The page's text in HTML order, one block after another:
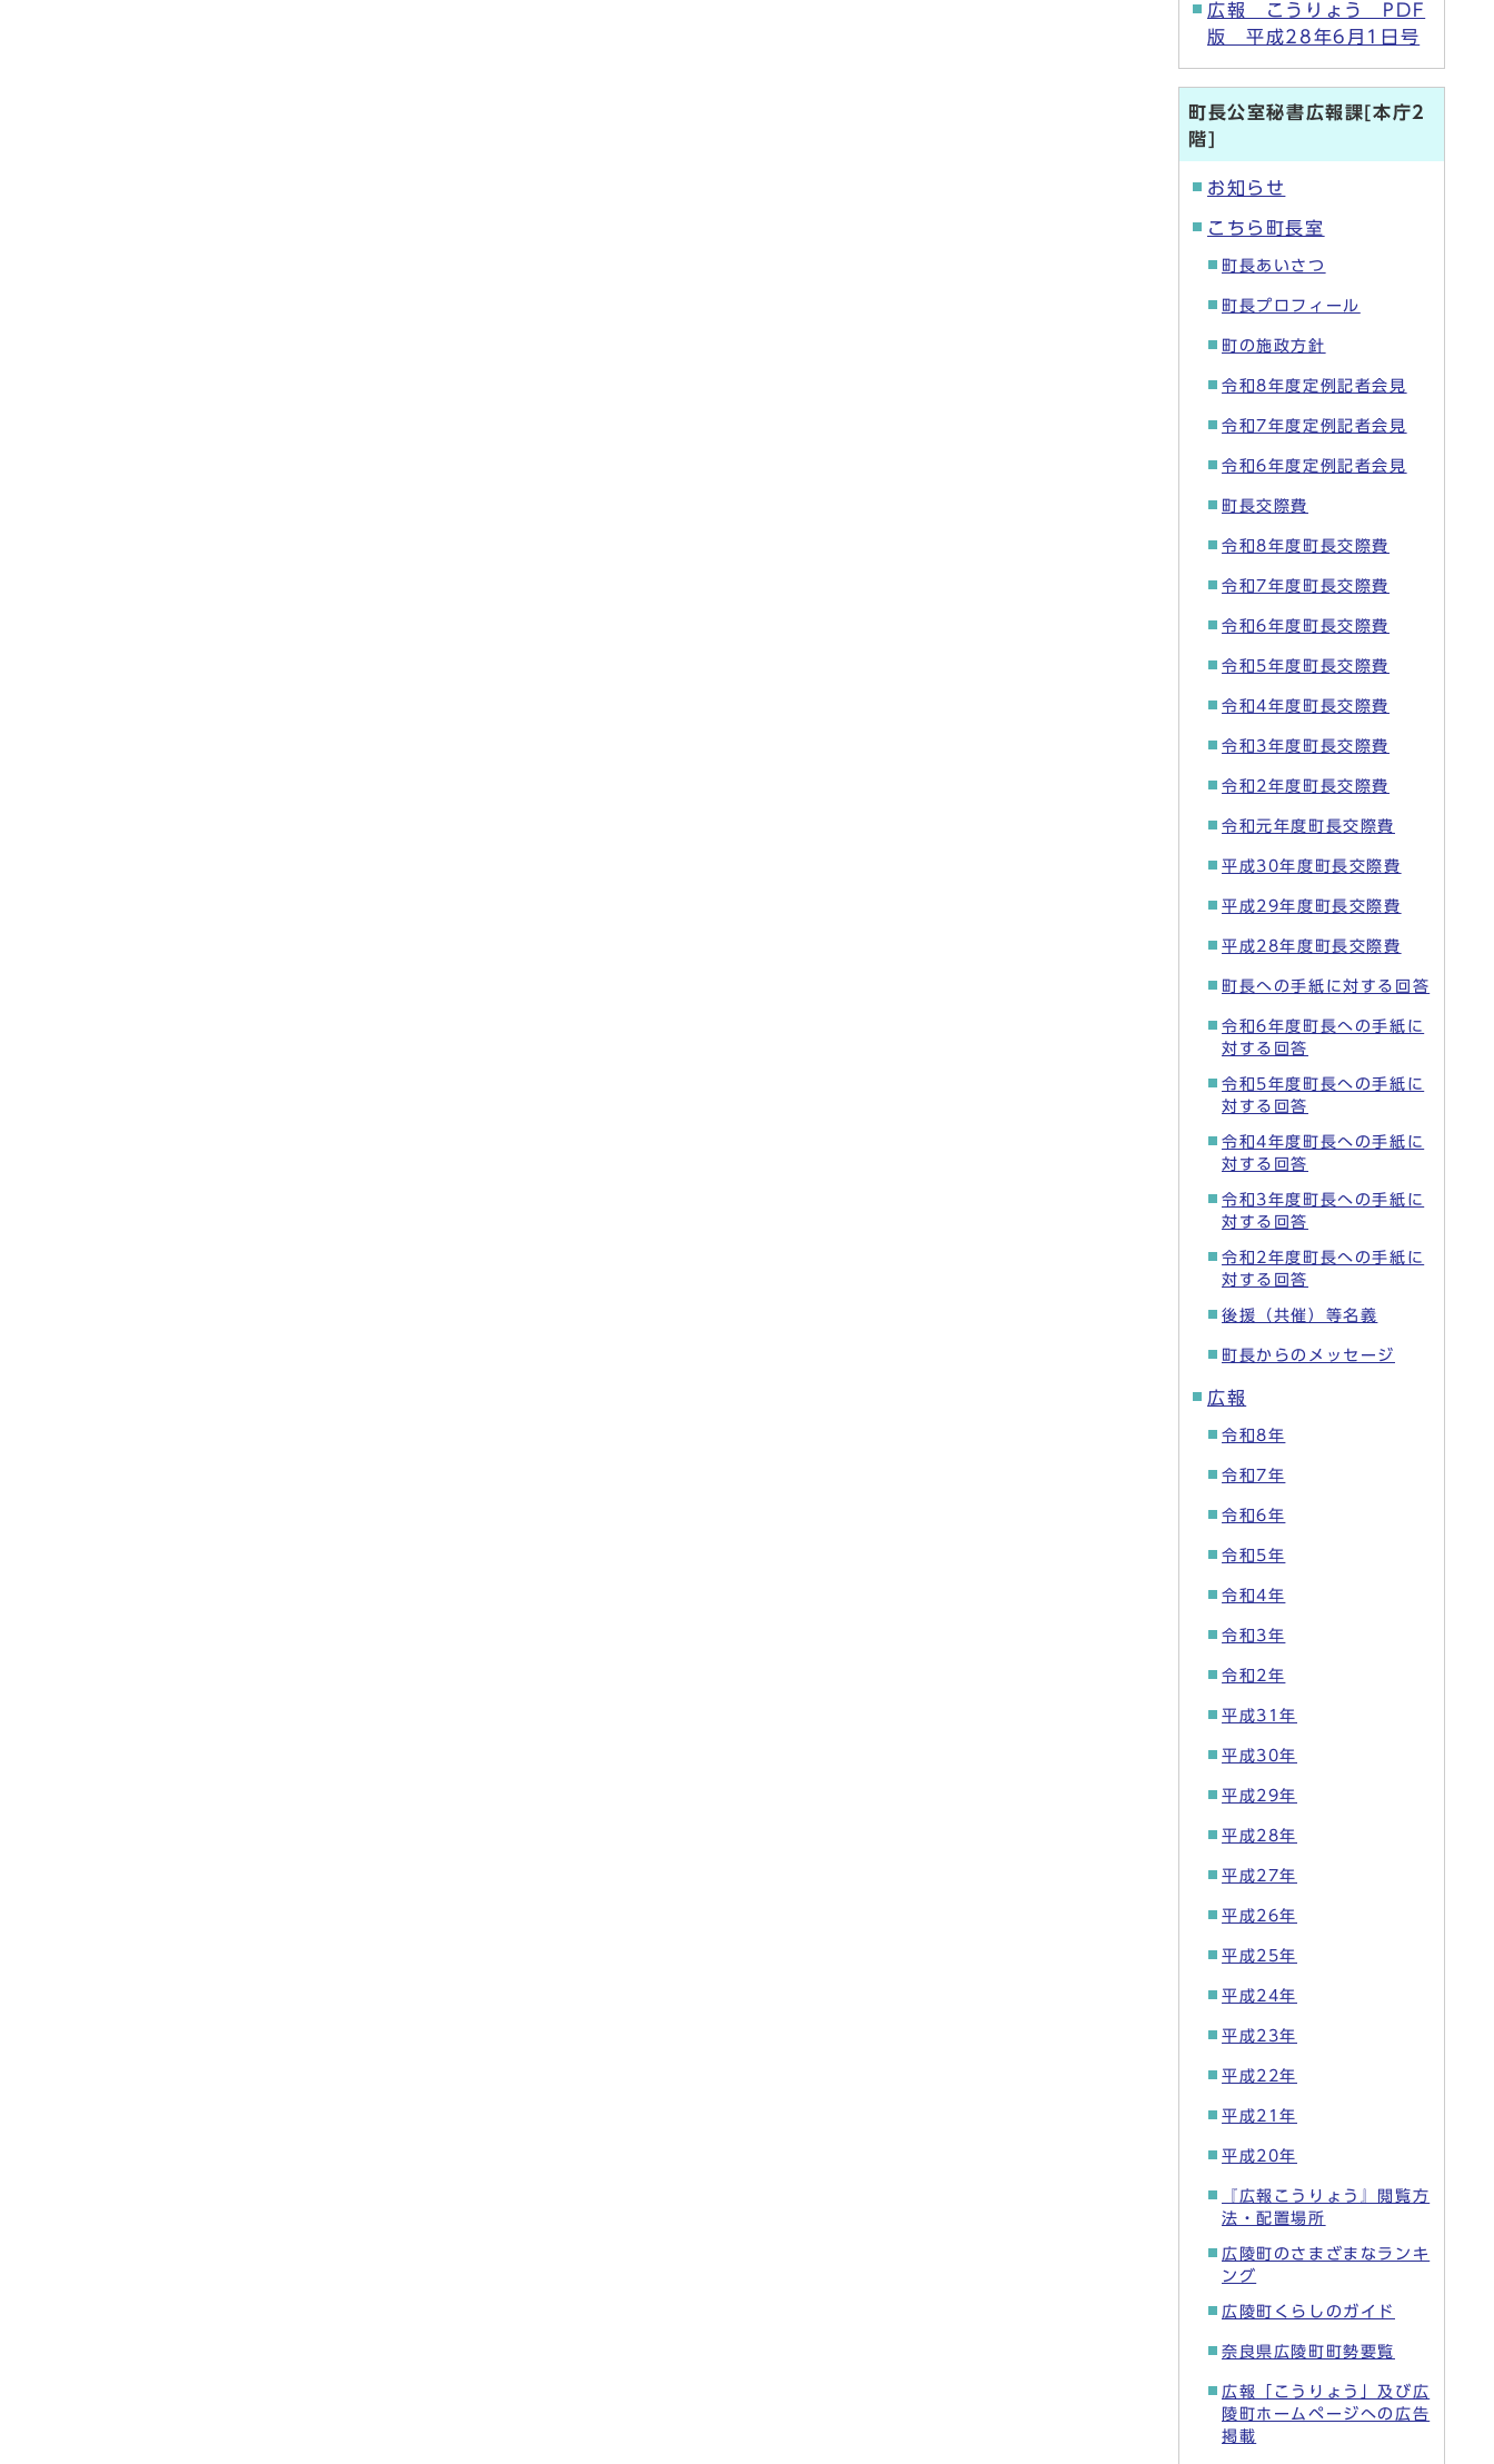
広報 こうりょう PDF
版 平成28年6月1日号
町長公室秘書広報課[本庁2
階]
お知らせ
こちら町長室
町長あいさつ
町長プロフィール
町の施政方針
令和8年度定例記者会見
令和7年度定例記者会見
令和6年度定例記者会見
町長交際費
令和8年度町長交際費
令和7年度町長交際費
令和6年度町長交際費
令和5年度町長交際費
令和4年度町長交際費
令和3年度町長交際費
令和2年度町長交際費
令和元年度町長交際費
平成30年度町長交際費
平成29年度町長交際費
平成28年度町長交際費
町長への手紙に対する回答
令和6年度町長への手紙に
対する回答
令和5年度町長への手紙に
対する回答
令和4年度町長への手紙に
対する回答
令和3年度町長への手紙に
対する回答
令和2年度町長への手紙に
対する回答
後援（共催）等名義
町長からのメッセージ
広報
令和8年
令和7年
令和6年
令和5年
令和4年
令和3年
令和2年
平成31年
平成30年
平成29年
平成28年
平成27年
平成26年
平成25年
平成24年
平成23年
平成22年
平成21年
平成20年
『広報こうりょう』閲覧方
法・配置場所
広陵町のさまざまなランキ
ング
広陵町くらしのガイド
奈良県広陵町町勢要覧
広報「こうりょう」及び広
陵町ホームページへの広告
掲載